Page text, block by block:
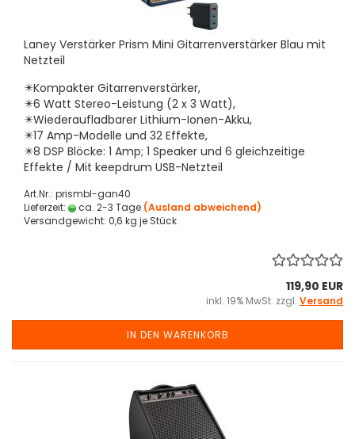
Laney Verstärker Prism Mini Gitarrenverstärker Blau mit
Netzteil
✴️Kompakter Gitarrenverstärker,
✴️6 Watt Stereo-Leistung (2 x 3 Watt),
✴️Wiederaufladbarer Lithium-Ionen-Akku,
✴️17 Amp-Modelle und 32 Effekte,
✴️8 DSP Blöcke: 1 Amp; 1 Speaker und 6 gleichzeitige
Effekte / Mit keepdrum USB-Netzteil
Art.Nr.: prismbl-gan40
Lieferzeit:
ca. 2-3 Tage (Ausland abweichend)
Versandgewicht: 0,6 kg je Stück
119,90 EUR
inkl. 19% MwSt. zzgl. Versand
IN DEN WARENKORB